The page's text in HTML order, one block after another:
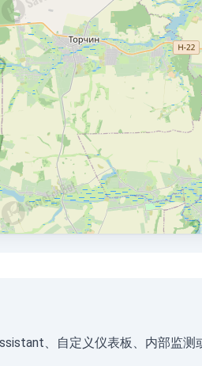
、自定义仪表板、内部监测